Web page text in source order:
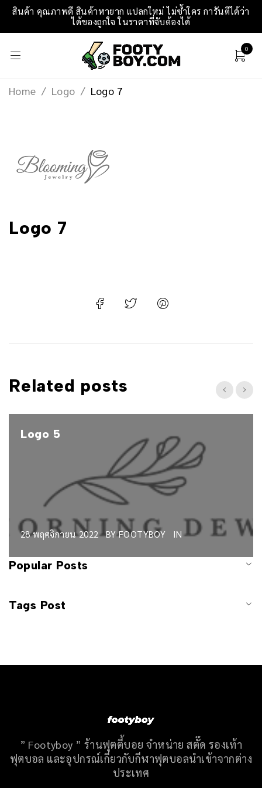
สินค้า คุณภาพดี สินค้าหายาก แปลกใหม่ ไม่ซ้ำใคร การันตีได้ว่า
ได้ของถูกใจ ในราคาที่จับต้องได้
0
Home / Logo / Logo 7
Logo 7
Related posts
Logo 5
28 พฤศจิกายน 2022 BY FOOTYBOY IN
Popular Posts
Tags Post
” Footyboy ” ร้านฟุตตี้บอย จำหน่าย สตั๊ด รองเท้า
ฟุตบอล และอุปกรณ์เกี่ยวกับกีฬาฟุตบอลนำเข้าจากต่าง
ประเทศ